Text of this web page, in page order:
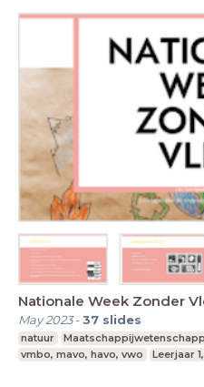
Nationale Week Zonder
May 2023-37 slides
natuur
vmbo, mavo, havo, vwo
Leerjaar